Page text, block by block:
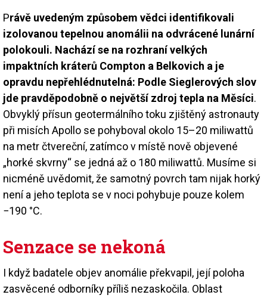
Právě uvedeným způsobem vědci identifikovali
izolovanou tepelnou anomálii na odvrácené lunární
polokouli. Nachází se na rozhraní velkých
impaktních kráterů Compton a Belkovich a je
opravdu nepřehlédnutelná: Podle Sieglerových slov
jde pravděpodobně o největší zdroj tepla na Měsíci.
Obvyklý přísun geotermálního toku zjištěný astronauty
při misích Apollo se pohyboval okolo 15–20 miliwattů
na metr čtvereční, zatímco v místě nově objevené
„horké skvrny“ se jedná až o 180 miliwattů. Musíme si
nicméně uvědomit, že samotný povrch tam nijak horký
není a jeho teplota se v noci pohybuje pouze kolem
−190 °C.
Senzace se nekoná
I když badatele objev anomálie překvapil, její poloha
zasvěcené odborníky příliš nezaskočila. Oblast